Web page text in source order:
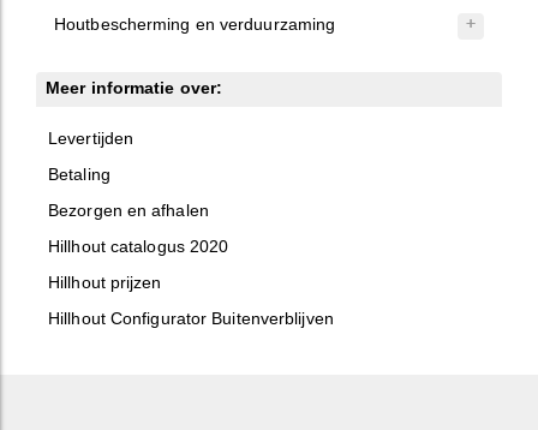
Houtbescherming en verduurzaming
Meer informatie over:
Levertijden
Betaling
Bezorgen en afhalen
Hillhout catalogus 2020
Hillhout prijzen
Hillhout Configurator Buitenverblijven